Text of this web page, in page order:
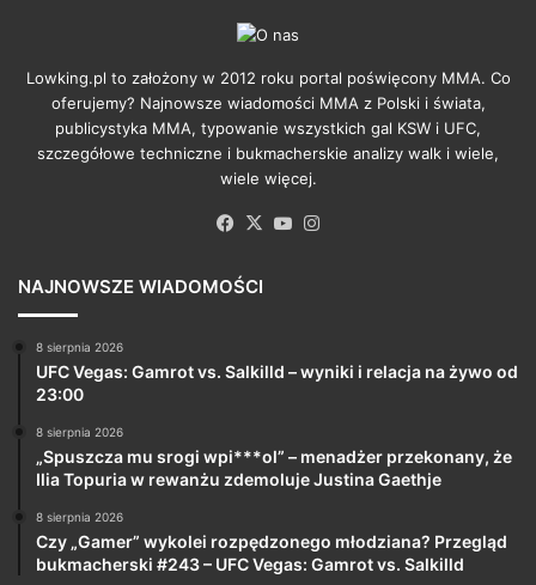
Lowking.pl to założony w 2012 roku portal poświęcony MMA. Co
oferujemy? Najnowsze wiadomości MMA z Polski i świata,
publicystyka MMA, typowanie wszystkich gal KSW i UFC,
szczegółowe techniczne i bukmacherskie analizy walk i wiele,
wiele więcej.
Facebook
X YouTube
NAJNOWSZE WIADOMOŚCI
8 sierpnia 2026
UFC Vegas: Gamrot vs. Salkilld – wyniki i relacja na żywo od
23:00
8 sierpnia 2026
„Spuszcza mu srogi wpi***ol” – menadżer przekonany, że
Ilia Topuria w rewanżu zdemoluje Justina Gaethje
8 sierpnia 2026
Czy „Gamer” wykolei rozpędzonego młodziana? Przegląd
bukmacherski #243 – UFC Vegas: Gamrot vs. Salkilld